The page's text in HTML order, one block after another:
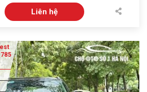
Liên hệ